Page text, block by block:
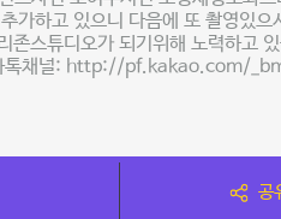
가하고 있으니 다음에 또 촬영있으
스튜디오가 되기위해 노력하고
톡채널: http://pf.kakao.com/
공